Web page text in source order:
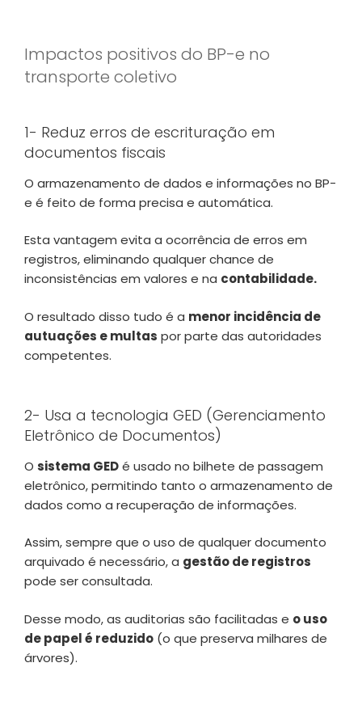
Impactos positivos do BP-e no
transporte coletivo
1- Reduz erros de escrituração em
documentos fiscais
O armazenamento de dados e informações no BP-
e é feito de forma precisa e automática.
Esta vantagem evita a ocorrência de erros em
registros, eliminando qualquer chance de
inconsistências em valores e na contabilidade.
O resultado disso tudo é a menor incidência de
autuações e multas por parte das autoridades
competentes.
2- Usa a tecnologia GED (Gerenciamento
Eletrônico de Documentos)
O sistema GEDé usado no bilhete de passagem
eletrônico, permitindo tanto o armazenamento de
dados como a recuperação de informações.
Assim, sempre que o uso de qualquer documento
arquivado é necessário, a gestão de registros
pode ser consultada.
Desse modo, as auditorias são facilitadas e o uso
de papel é reduzido (o que preserva milhares de
árvores).